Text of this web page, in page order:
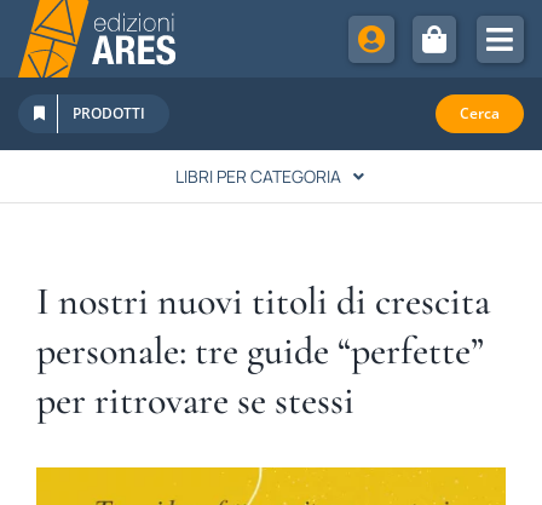
Salta
contenuto
Chi Siamo
Sostienici
Abbonamenti
Newsletter
Eventi
Rivista Studi Cattolici
PRODOTTI Cerca
LIBRI PER CATEGORIA
SPIRITUALITÀ
STORIA
FAMIGLIA & EDUCAZIONE
I nostri nuovi titoli di crescita
personale: tre guide “perfette”
per ritrovare se stessi